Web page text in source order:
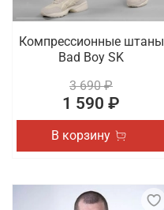
Компрессионные штаны
Bad Boy SK
3 690 ₽
1 590 ₽
В корзину